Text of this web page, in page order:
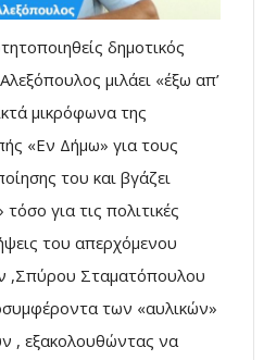
δημοτικός
μιλάει «έξω απ’
μικρόφωνα της
«Εν Δήμω» για τους
του και βγάζει
για τις πολιτικές
του απερχόμενου
,Σπύρου Σταματόπουλου
των «αυλικών»
, εξακολουθώντας να